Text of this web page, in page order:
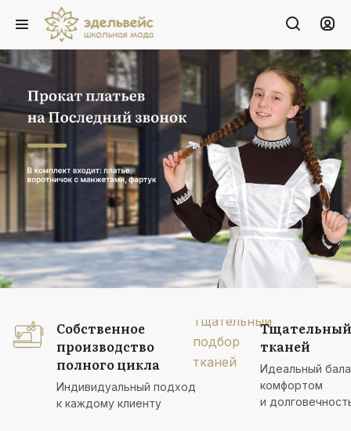
Прокат платьев
на Последний звонок
В комплект входит: платье, воротничок
с манжетами, фартук
Подробнее
Собственное
производство
полного цикла
Индивидуальный подход
к каждому клиенту
тканей
Идеальный
комфортом
и